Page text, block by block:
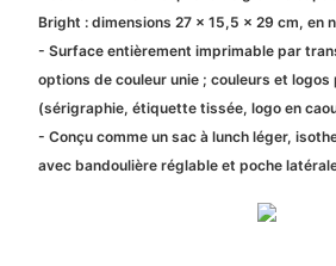
Bright : dimensions 27 x 15,5 x 29 cm, en
- Surface entièrement imprimable par
options de couleur unie ; couleurs et logos
(sérigraphie, étiquette tissée, logo en
- Conçu comme un sac à lunch léger,
avec bandoulière réglable et poche